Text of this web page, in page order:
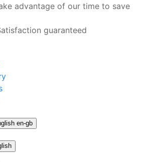
advantage of our time to save
guaranteed
en-gb